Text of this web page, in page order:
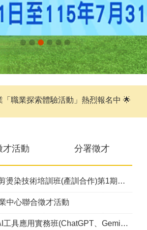
職業探索體驗活動」熱烈報名中 🌟
才活動 分署徵才
培訓班(產訓合作)第1期」甄試錄取公告
中心聯合徵才活動
Copilot) (幼獅)第2期」，因甄試人數未達最低開班人數，不予開班。